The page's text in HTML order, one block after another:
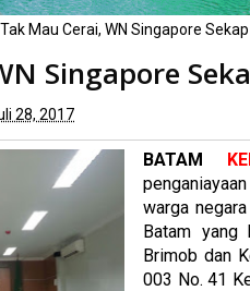
Tak Mau Cerai, WN Singapore
Singapore
28, 2017
BATAM
warga
Batam yang
Brimob dan
003 No. 41